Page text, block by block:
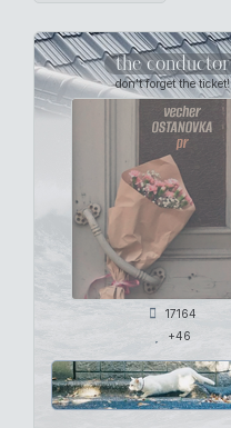
the conductor
don't forget the ticket!
17164
+46